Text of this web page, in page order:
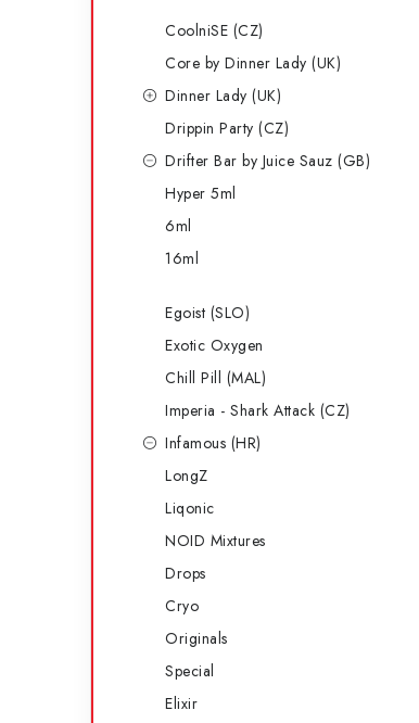
CoolniSE (CZ)
Core by Dinner Lady (UK)
Dinner Lady (UK)
Drippin Party (CZ)
Drifter Bar by Juice Sauz (GB)
Hyper 5ml
6ml
16ml
Egoist (SLO)
Exotic Oxygen
Chill Pill (MAL)
Imperia - Shark Attack (CZ)
Infamous (HR)
LongZ
Liqonic
NOID Mixtures
Drops
Cryo
Originals
Special
Elixir